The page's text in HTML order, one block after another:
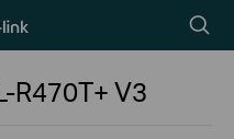
icon
R470T+V3